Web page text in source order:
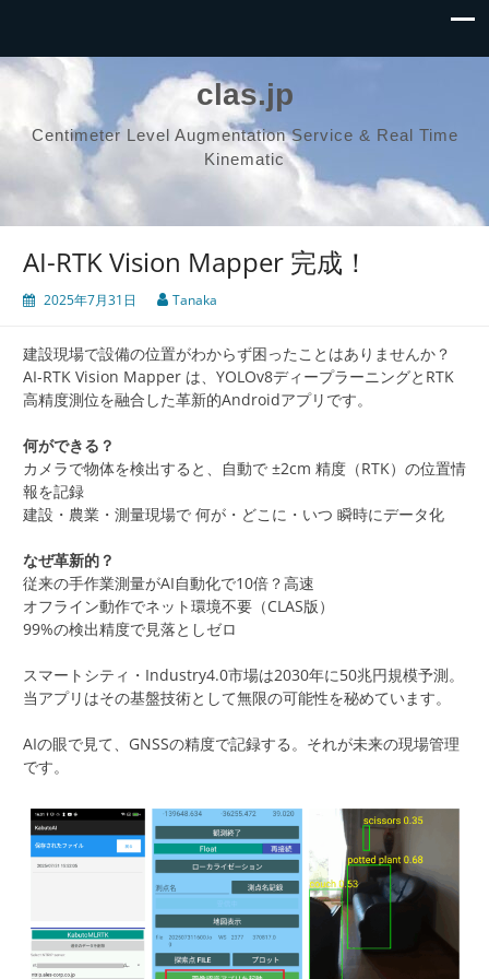
clas.jp
Centimeter Level Augmentation Service & Real Time
Kinematic
AI-RTK Vision Mapper 完成！
2025年7月31日 Tanaka
建設現場で設備の位置がわからず困ったことはありませんか？
AI-RTK Vision Mapper は、YOLOv8ディープラーニングとRTK
高精度測位を融合した革新的Androidアプリです。
何ができる？
カメラで物体を検出すると、自動で ±2cm 精度（RTK）の位置情
報を記録
建設・農業・測量現場で 何が・どこに・いつ 瞬時にデータ化
なぜ革新的？
従来の手作業測量がAI自動化で10倍？高速
オフライン動作でネット環境不要（CLAS版）
99%の検出精度で見落としゼロ
スマートシティ・Industry4.0市場は2030年に50兆円規模予測。
当アプリはその基盤技術として無限の可能性を秘めています。
AIの眼で見て、GNSSの精度で記録する。それが未来の現場管理
です。